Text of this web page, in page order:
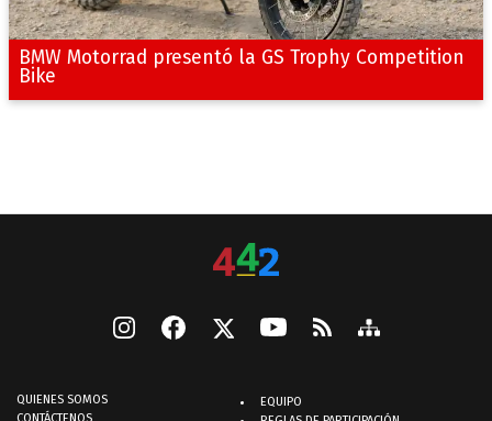
BMW Motorrad presentó la GS Trophy Competition
Bike
QUIENES SOMOS
CONTÁCTENOS
EQUIPO